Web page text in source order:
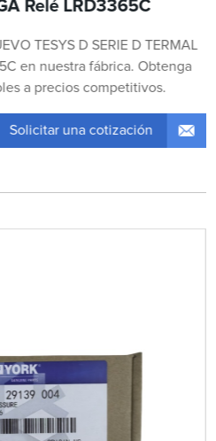
Relé LRD3365C
TESYS D SERIE D TERMAL
en nuestra fábrica. Obtenga
a precios competitivos.
Solicitar una cotización